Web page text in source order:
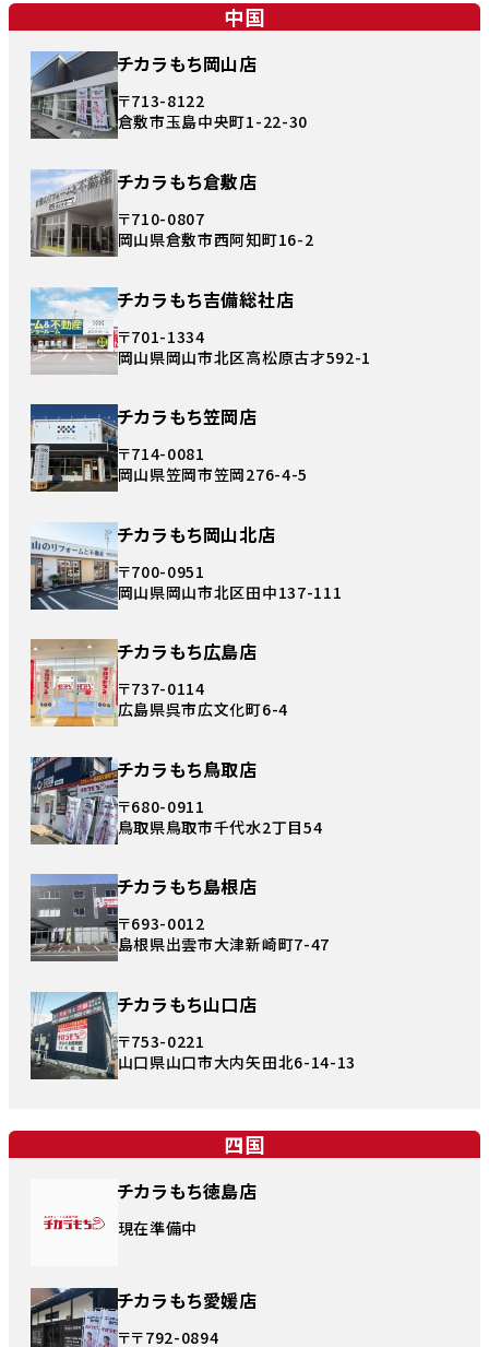
中国
チカラもち岡山店
〒713-8122
倉敷市玉島中央町1-22-30
チカラもち倉敷店
〒710-0807
岡山県倉敷市西阿知町16-2
チカラもち吉備総社店
〒701-1334
岡山県岡山市北区高松原古才592-1
チカラもち笠岡店
〒714-0081
岡山県笠岡市笠岡276-4-5
チカラもち岡山北店
〒700-0951
岡山県岡山市北区田中137-111
チカラもち広島店
〒737-0114
広島県呉市広文化町6-4
チカラもち鳥取店
〒680-0911
鳥取県鳥取市千代水2丁目54
チカラもち島根店
〒693-0012
島根県出雲市大津新崎町7-47
チカラもち山口店
〒753-0221
山口県山口市大内矢田北6-14-13
四国
チカラもち徳島店
現在準備中
チカラもち愛媛店
〒〒792-0894